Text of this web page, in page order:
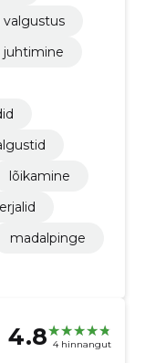
valgustus
juhtimine
lõikamine
madalpinge
4.8 4 hinnangut